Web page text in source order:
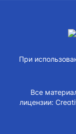
При
Все
лицензии: